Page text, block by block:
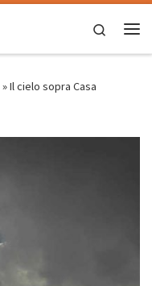
Search
»Il cielo sopra Casa